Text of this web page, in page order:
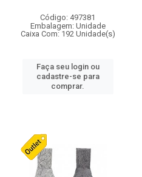
Código: 497381
Embalagem: Unidade
Caixa Com: 192 Unidade(s)
Faça seu login ou
cadastre-se para
comprar.